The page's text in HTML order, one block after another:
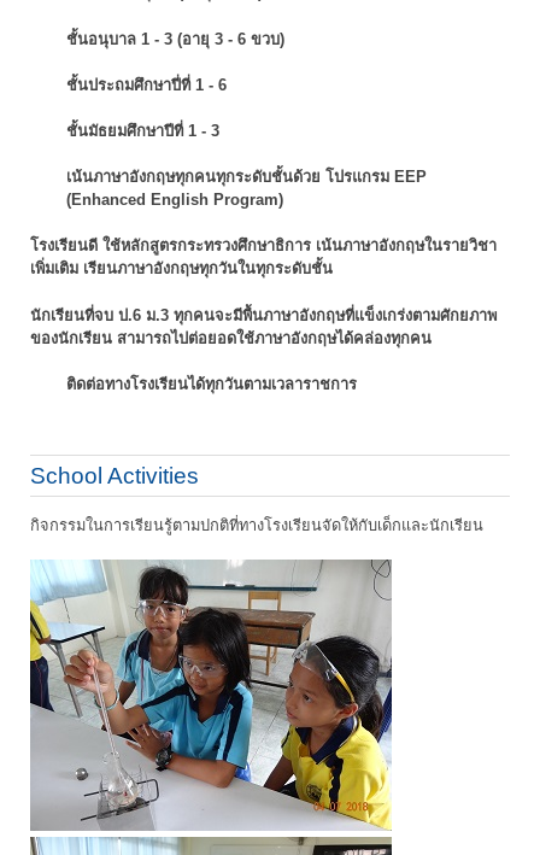
ชั้นอนุบาล 1 - 3 (อายุ 3 - 6 ขวบ)
ชั้นประถมศึกษาปี่ที่ 1 - 6
ชั้นมัธยมศึกษาปีที่ 1 - 3
เน้นภาษาอังกฤษทุกคนทุกระดับชั้นด้วย โปรแกรม EEP
(Enhanced English Program)
โรงเรียนดี ใช้หลักสูตรกระทรวงศึกษาธิการ เน้นภาษาอังกฤษในรายวิชา
เพิ่มเติม เรียนภาษาอังกฤษทุกวันในทุกระดับชั้น
นักเรียนที่จบ ป.6 ม.3 ทุกคนจะมีพื้นภาษาอังกฤษที่แข็งเกร่งตามศักยภาพ
ของนักเรียน สามารถไปต่อยอดใช้ภาษาอังกฤษได้คล่องทุกคน
ติดต่อทางโรงเรียนได้ทุกวันตามเวลาราชการ
School Activities
กิจกรรมในการเรียนรู้ตามปกติที่ทางโรงเรียนจัดให้กับเด็กและนักเรียน